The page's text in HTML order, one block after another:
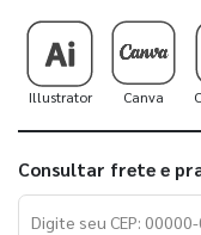
Illustrator Canva
Consultar frete e